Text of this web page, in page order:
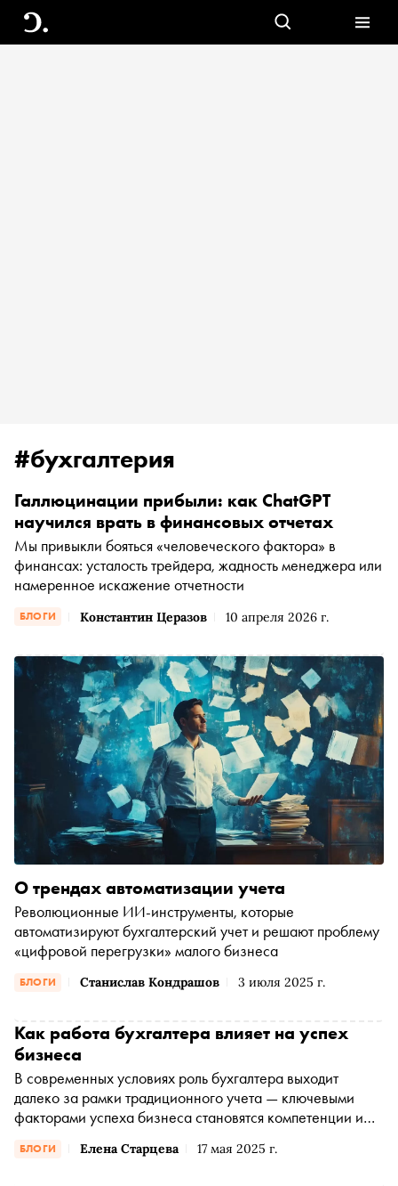
#бухгалтерия
БЛОГИ Константин Церазов 10 апреля 2026 г.
Галлюцинации прибыли: как ChatGPT
научился врать в финансовых отчетах
Мы привыкли бояться «человеческого фактора» в
финансах: усталость трейдера, жадность менеджера или
намеренное искажение отчетности
БЛОГИ Станислав Кондрашов 3 июля 2025 г.
О трендах автоматизации учета
Революционные ИИ-инструменты, которые
автоматизируют бухгалтерский учет и решают проблему
«цифровой перегрузки» малого бизнеса
БЛОГИ Елена Старцева 17 мая 2025 г.
Как работа бухгалтера влияет на успех
бизнеса
В современных условиях роль бухгалтера выходит
далеко за рамки традиционного учета — ключевыми
факторами успеха бизнеса становятся компетенции и